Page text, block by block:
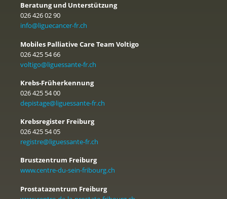
Beratung und Unterstützung
026 426 02 90
info@liguecancer-fr.ch
Mobiles Palliative Care Team Voltigo
026 425 54 66
voltigo@liguessante-fr.ch
Krebs-Früherkennung
026 425 54 00
depistage@liguessante-fr.ch
Krebsregister Freiburg
026 425 54 05
registre@liguessante-fr.ch
Brustzentrum Freiburg
www.centre-du-sein-fribourg.ch
Prostatazentrum Freiburg